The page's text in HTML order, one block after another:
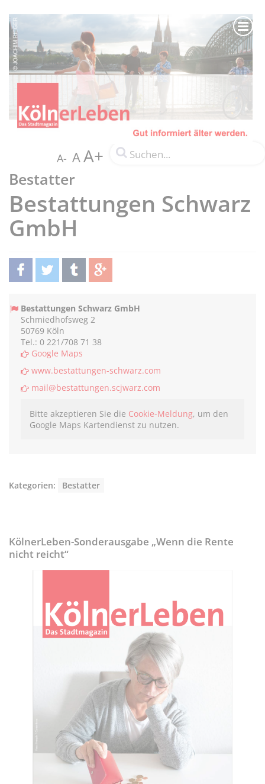
A- AA+
Bestatter
Bestattungen Schwarz
GmbH
Bestattungen Schwarz GmbH
Schmiedhofsweg 2
50769 Köln
Tel.: 0 221/708 71 38
Google Maps
www.bestattungen-schwarz.com
mail@bestattungen.scjwarz.com
Bitte akzeptieren Sie die Cookie-Meldung, um den
Google Maps Kartendienst zu nutzen.
Kategorien: Bestatter
KölnerLeben-Sonderausgabe „Wenn die Rente
nicht reicht“